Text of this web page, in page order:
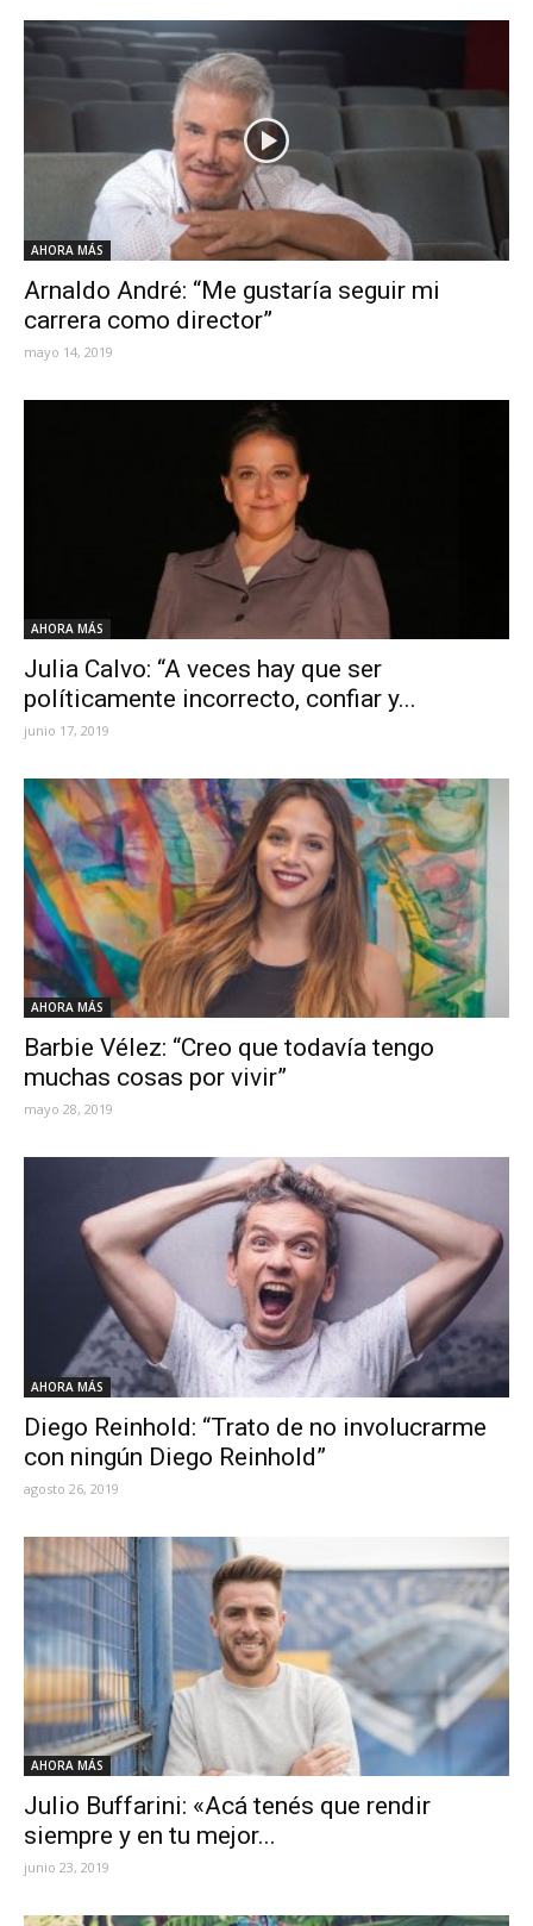
AHORA MÁS
Arnaldo André: “Me gustaría seguir mi
carrera como director”
mayo 14, 2019
AHORA MÁS
Julia Calvo: “A veces hay que ser
políticamente incorrecto, confiar y...
junio 17, 2019
AHORA MÁS
Barbie Vélez: “Creo que todavía tengo
muchas cosas por vivir”
mayo 28, 2019
AHORA MÁS
Diego Reinhold: “Trato de no involucrarme
con ningún Diego Reinhold”
agosto 26, 2019
AHORA MÁS
Julio Buffarini: «Acá tenés que rendir
siempre y en tu mejor...
junio 23, 2019